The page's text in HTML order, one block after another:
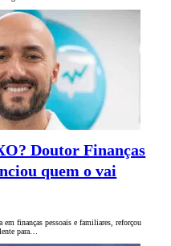
Doutor Finanças
quem o vai
em finanças pessoais e familiares, reforçou
para…